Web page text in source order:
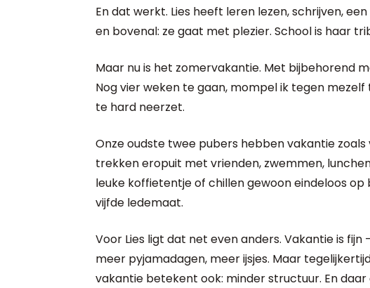
En dat werkt. Lies heeft leren lezen, schrijven,
en bovenal: ze gaat met plezier. School is haar
Maar nu is het zomervakantie. Met bijbehorend
Nog vier weken te gaan, mompel ik tegen
te hard neerzet.
Onze oudste twee pubers hebben vakantie zoals
trekken eropuit met vrienden, zwemmen,
leuke koffietentje of chillen gewoon eindeloos
vijfde ledemaat.
Voor Lies ligt dat net even anders. Vakantie is
meer pyjamadagen, meer ijsjes. Maar
vakantie betekent ook: minder structuur. En